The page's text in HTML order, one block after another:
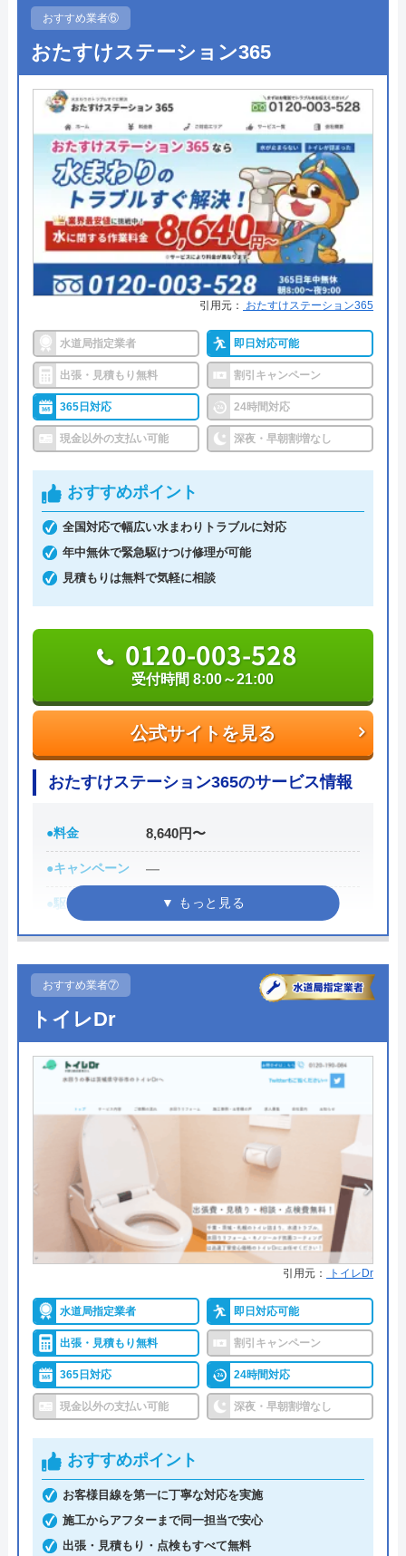
水の110番救急車の基本情報
運営会社 株式会社JUNコーポレーション
代表者 高野祐二
所在地
〒158-0095
東京都世田谷区瀬田二丁目27番3号
対応エリア 全国（一部エリアを除く）
●定休日
●出張見積もり 出張見積もり無料
●支払い方法
現金、クレジットカード、銀行振
込
●累計実績 ―
●保証・保険 無料保証あり
詳細は公式HPでご確認ください
ミズラックがおすすめの理由
ミズラックは全国の水道トラブルに対応している水
全国各署の営業所の中から現場に一番近いスタッフ
が訪問するので、最短30分で駆け付けてくれます。
24時間連絡を受け付けているので、緊急のトラブル
でも安心してご依頼いただけます。
2,000円のWeb割引もあり、お得に作業を依頼でき
るので、忘れずに活用するようにしましょう。
公式サイトを見る
0120-998-798
受付時間 24時間
ミズラックの基本情報
運営会社 株式会社JMC
代表者 中山泰将
所在地
〒150-0002
東京都渋谷区渋谷2-14-5
対応エリア
おすすめ業者⑥
おたすけステーション365
引用元： おたすけステーション365
水道局指定業者 即日対応可能
出張・見積もり無料 割引キャンペーン
365日対応 24時間対応
現金以外の支払い可能 深夜・早朝割増なし
おすすめポイント
全国対応で幅広い水まわりトラブルに対応
年中無休で緊急駆けつけ修理が可能
見積もりは無料で気軽に相談
公式サイトを見る
0120-003-528
受付時間 8:00～21:00
おたすけステーション365のサービス情報
●料金 8,640円〜
●キャンペーン ―
●駆けつけ時間
●受付時間
平日8:00〜21:00／土日祝8:00〜
19:00
●定休日
●出張見積もり
●支払い方法
●保証・保険
詳細は公式HPでご確認ください
おたすけステーション365がおすすめの理由
おたすけステーション365は、株式会社リマドが運
水まわりトラブル解決のサービスです。
全国統一価格で、北は北海道から南は熊本県まで対
応します。
見積もりは無料ですので、まずはお電話でご相談く
ださい。
0120-003-528
受付時間 8:00～21:00
おすすめ業者⑦
トイレDr
引用元： トイレDr
水道局指定業者 即日対応可能
出張・見積もり無料 割引キャンペーン
365日対応 24時間対応
現金以外の支払い可能 深夜・早朝割増なし
おすすめポイント
お客様目線を第一に丁寧な対応を実施
施工からアフターまで同一担当で安心
出張・見積もり・点検もすべて無料